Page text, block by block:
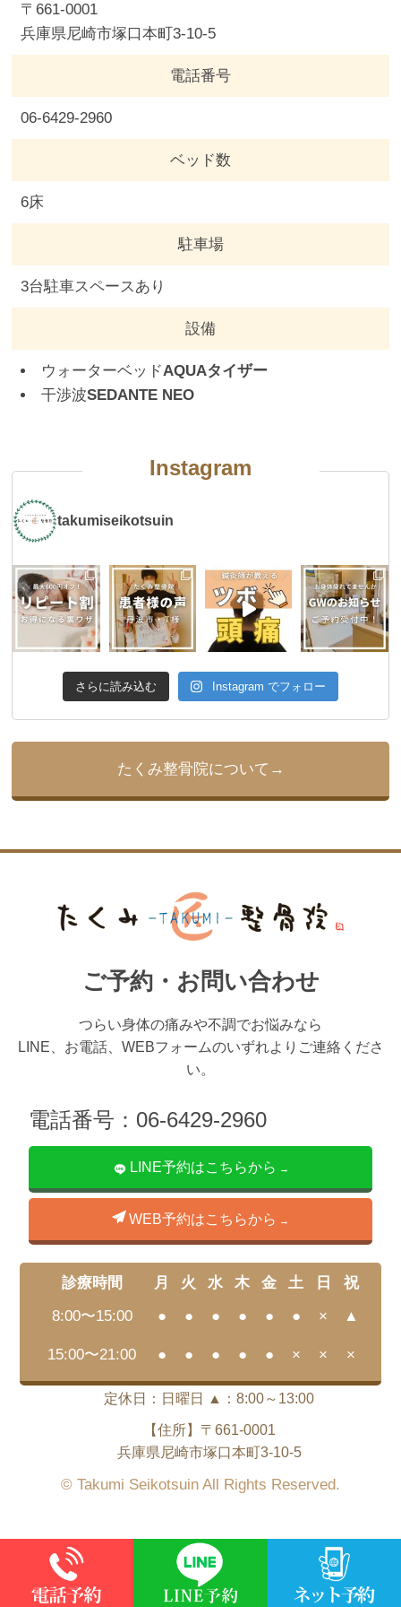
〒661-0001
兵庫県尼崎市塚口本町3-10-5
電話番号
06-6429-2960
ベッド数
6床
駐車場
3台駐車スペースあり
設備
ウォーターベッドAQUAタイザー
干渉波SEDANTE NEO
Instagram
takumiseikotsuin
さらに読み込む Instagram でフォロー
たくみ整骨院について
ご予約・お問い合わせ
つらい身体の痛みや不調でお悩みなら
LINE、お電話、WEBフォームのいずれよりご連絡くださ
い。
電話番号：06-6429-2960
LINE予約はこちらから
WEB予約はこちらから
診療時間 月 火 水 木 金 土 日
祝
8:00〜15:00
● ● ● ● ● ● × ▲
15:00〜21:00 ● ● ● ● ● × × ×
定休日：日曜日 ▲：8:00～13:00
【住所】〒661-0001
兵庫県尼崎市塚口本町3-10-5
© Takumi Seikotsuin All Rights Reserved.
This site is protected by reCAPTCHA and the GooglePrivacy Policy andTerms of Service